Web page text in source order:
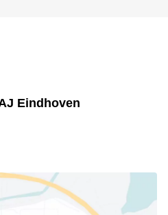
Eindhoven